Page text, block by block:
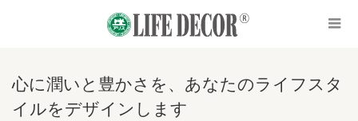
心に潤いと豊かさを、あなたのライフスタ
イルをデザインします